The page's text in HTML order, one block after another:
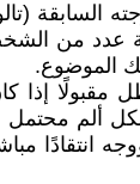
إبستين في مانهاتن
عدد من
الموضوع.
مقبولًا
ألم